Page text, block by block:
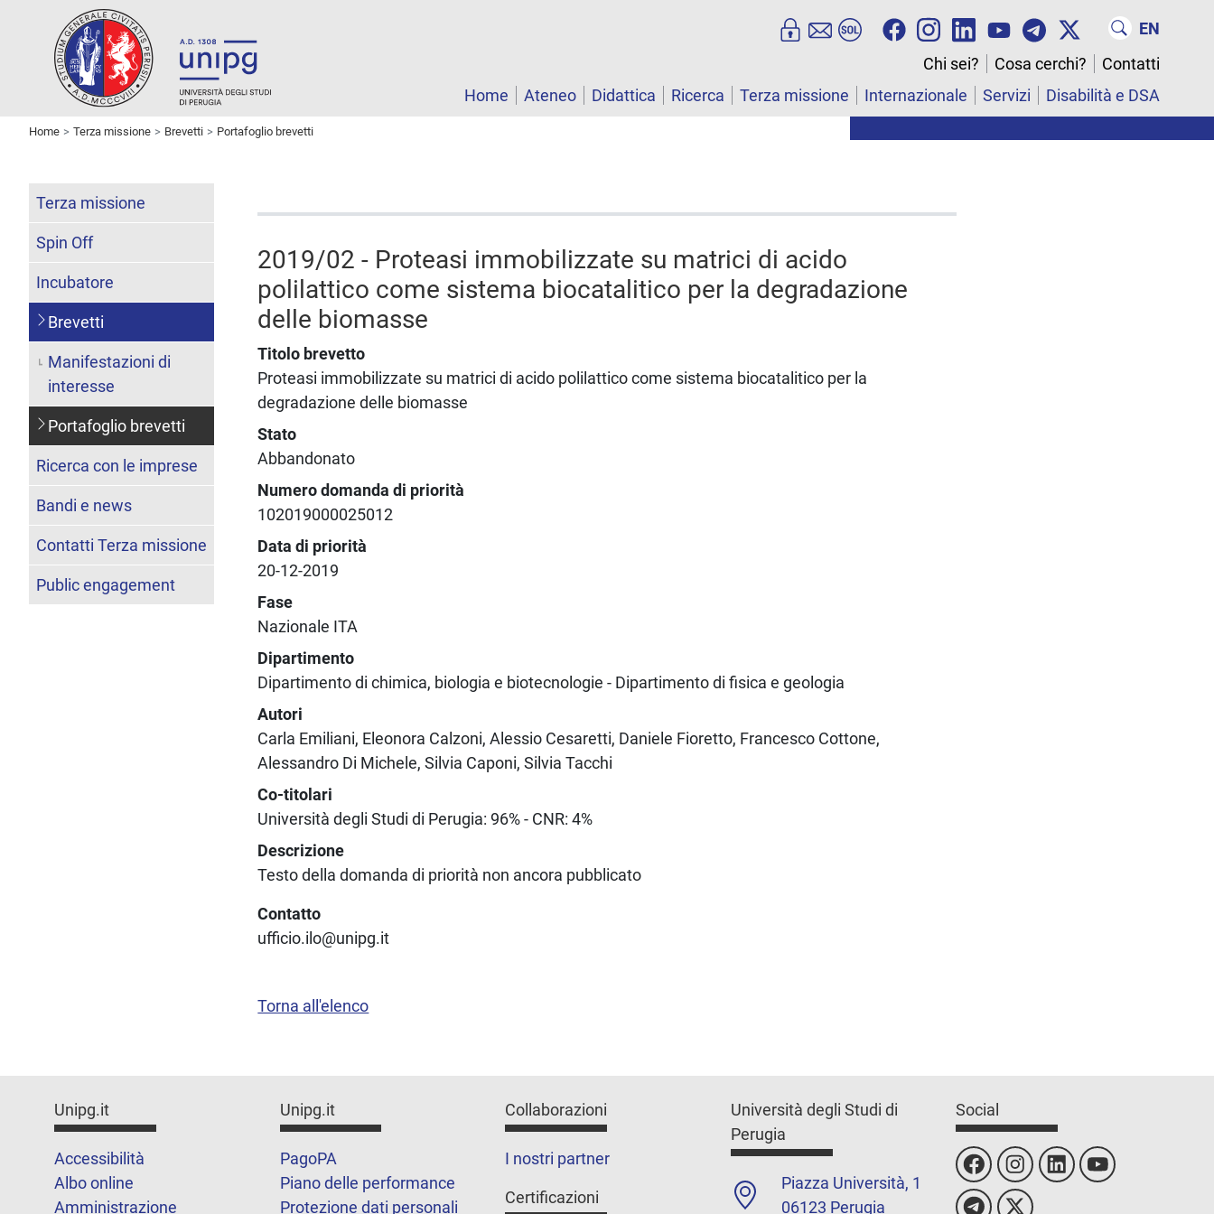
EN
Chi sei?
Cosa cerchi?
Contatti
Home
Ateneo Didattica Ricerca Terza missione Internazionale Servizi Disabilità e DSA
Home Terza missione Brevetti Portafoglio brevetti
2019/02 - Proteasi immobilizzate su matrici di acido
polilattico come sistema biocatalitico per la degradazione
delle biomasse
Titolo brevetto
Proteasi immobilizzate su matrici di acido polilattico come sistema biocatalitico per la
degradazione delle biomasse
Stato
Abbandonato
Numero domanda di priorità
102019000025012
Data di priorità
20-12-2019
Fase
Nazionale ITA
Dipartimento
Dipartimento di chimica, biologia e biotecnologie - Dipartimento di fisica e geologia
Autori
Carla Emiliani, Eleonora Calzoni, Alessio Cesaretti, Daniele Fioretto, Francesco Cottone,
Alessandro Di Michele, Silvia Caponi, Silvia Tacchi
Co-titolari
Università degli Studi di Perugia: 96% - CNR: 4%
Descrizione
Testo della domanda di priorità non ancora pubblicato
Contatto
ufficio.ilo@unipg.it
Torna all'elenco
Terza missione
Spin Off
Incubatore
Brevetti
Manifestazioni di
interesse
Portafoglio brevetti
Ricerca con le imprese
Bandi e news
Contatti Terza missione
Public engagement
Unipg.it
Accessibilità
Albo online
Amministrazione
Unipg.it
PagoPA
Piano delle performance
Protezione dati personali
Collaborazioni
I nostri partner
Certificazioni
Università degli Studi di
Perugia
Piazza Università, 1
06123 Perugia
Social